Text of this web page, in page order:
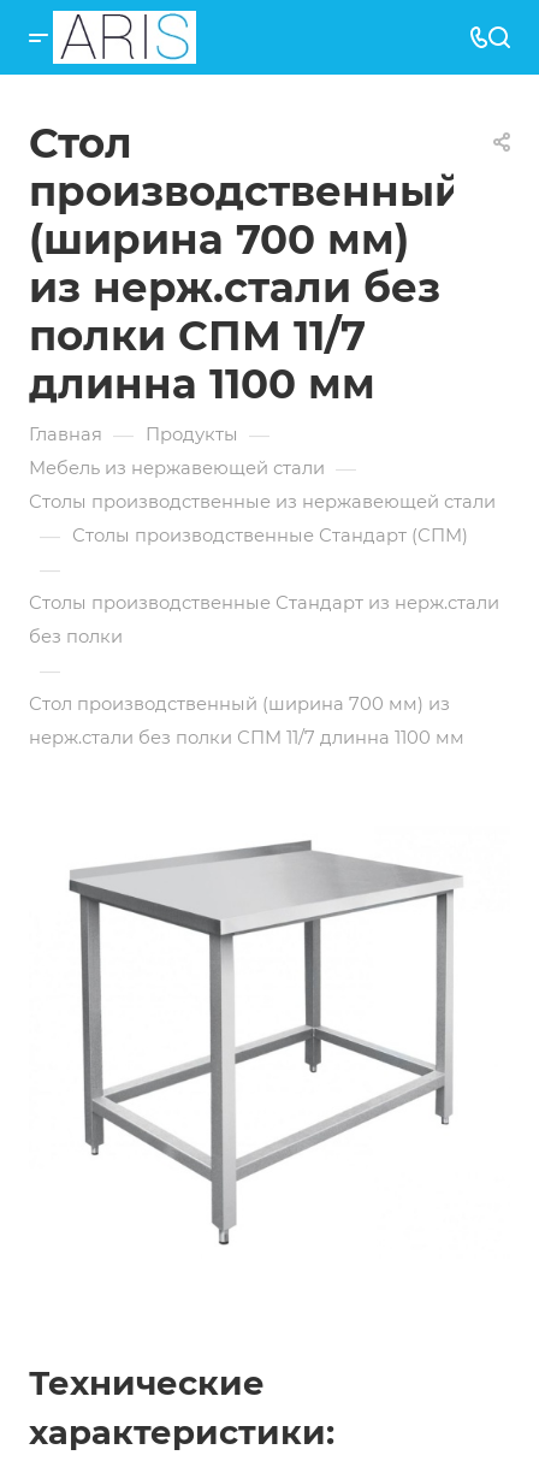
Стол
производственный
(ширина 700 мм)
из нерж.стали без
полки СПМ 11/7
длинна 1100 мм
Главная — Продукты —
Мебель из нержавеющей стали —
Столы производственные из нержавеющей стали
— Столы производственные Стандарт (СПМ)
—
Столы производственные Стандарт из нерж.стали
без полки
—
Стол производственный (ширина 700 мм) из
нерж.стали без полки СПМ 11/7 длинна 1100 мм
Технические
характеристики: